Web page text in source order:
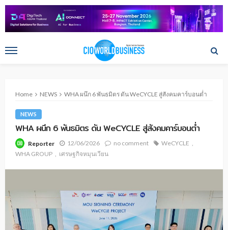
Home NEWS WHA ผนึก 6 พันธมิตร ดัน WeCYCLE สู่สังคมคาร์บอนต่ำ
NEWS
WHA ผนึก 6 พันธมิตร ดัน WeCYCLE สู่สังคมคาร์บอนต่ำ
Reporter 12/06/2026 no comment
WeCYCLE
WHA GROUP
เศรษฐกิจหมุนเวียน